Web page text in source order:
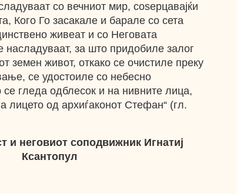
со вечниот мир, соѕерцавајќи
Кого Го засакале и барале со сета
живеат и со Неговата
насладуваат, за што придобиле залог
земен живот, откако се очистиле преку
се удостоиле со небесно
гледа одблесок и на нивните лица,
лицето од архиѓаконот Стефан“ (гл.
и неговиотсоподвижник Игнатиј
Ксантопул